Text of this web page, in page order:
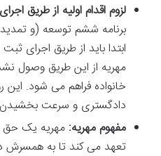
لزوم اقدام اولیه از طریق
برنامه ششم توسعه (و تمدید
ابتدا باید از طریق اجرای
مهریه از این طریق وصول
خانواده فراهم می شود. این
دادگستری و سرعت بخشیدن
مفهوم مهریه: مهریه یک حق
تعهد می کند تا به همسرش